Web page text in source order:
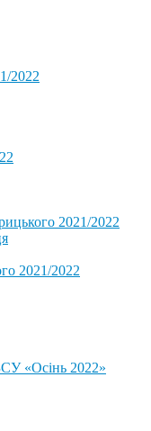
2022
2021/2022
2021/2022
«Осінь 2022»